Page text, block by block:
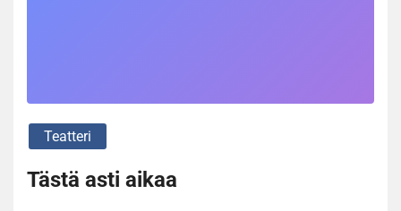
Teatteri
Tästä asti aikaa